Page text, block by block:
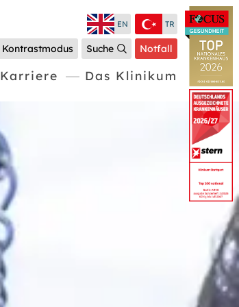
EN TR
Kontrastmodus Suche Notfall
Karriere Das Klinikum